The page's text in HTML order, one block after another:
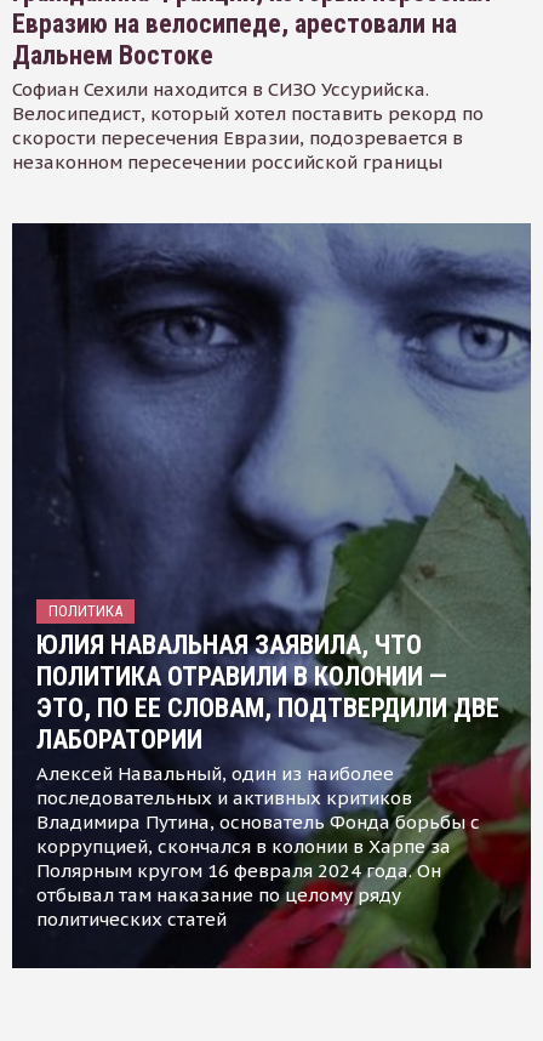
Евразию на велосипеде, арестовали на
Дальнем Востоке
Софиан Сехили находится в СИЗО Уссурийска.
Велосипедист, который хотел поставить рекорд по
скорости пересечения Евразии, подозревается в
незаконном пересечении российской границы
ПОЛИТИКА
ЮЛИЯ НАВАЛЬНАЯ ЗАЯВИЛА, ЧТО
ПОЛИТИКА ОТРАВИЛИ В КОЛОНИИ —
ЭТО, ПО ЕЕ СЛОВАМ, ПОДТВЕРДИЛИ ДВЕ
ЛАБОРАТОРИИ
Алексей Навальный, один из наиболее
последовательных и активных критиков
Владимира Путина, основатель Фонда борьбы с
коррупцией, скончался в колонии в Харпе за
Полярным кругом 16 февраля 2024 года. Он
отбывал там наказание по целому ряду
политических статей